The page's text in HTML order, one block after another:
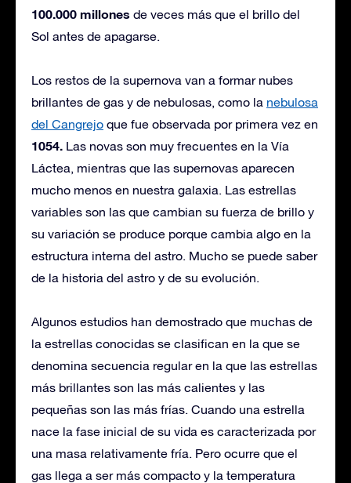
100.000 millones de veces más que el brillo del
Sol antes de apagarse.
Los restos de la supernova van a formar nubes
brillantes de gas y de nebulosas, como la nebulosa
del Cangrejo que fue observada por primera vez en
1054. Las novas son muy frecuentes en la Vía
Láctea, mientras que las supernovas aparecen
mucho menos en nuestra galaxia. Las estrellas
variables son las que cambian su fuerza de brillo y
su variación se produce porque cambia algo en la
estructura interna del astro. Mucho se puede saber
de la historia del astro y de su evolución.
Algunos estudios han demostrado que muchas de
la estrellas conocidas se clasifican en la que se
denomina secuencia regular en la que las estrellas
más brillantes son las más calientes y las
pequeñas son las más frías. Cuando una estrella
nace la fase inicial de su vida es caracterizada por
una masa relativamente fría. Pero ocurre que el
gas llega a ser más compacto y la temperatura